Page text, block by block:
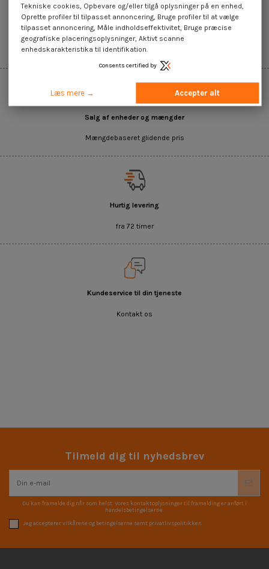
45.000+ referencer på lager
Det bredeste udvalg på internettet
Salg af enheder og mængder
Mængdebaseret glidende pris
Hurtig levering
fra 72 timer
Kundeservice til din tjeneste
Kontakt os
Tilmeld dig til nyhedsbrev
Du kan framelde dig når som helst. Vores kontaktoplysninger til framelding er anført i
handelsbetingelserne.
Jeg accepterer vilkårene og betingelserne samt privatlivspolitikken
Tekniske cookies, Opbevare og/eller tilgå oplysninger på en enhed,
Oprette profiler til tilpasset annoncering, Bruge profiler til at vælge
tilpasset annoncering, Måle indholdseffektivitet, Bruge præcise
geografiske placeringsoplysninger, Aktivt scanne
enhedskarakteristika til identifikation.
Consents certified by
Læs mere → Accepter alt